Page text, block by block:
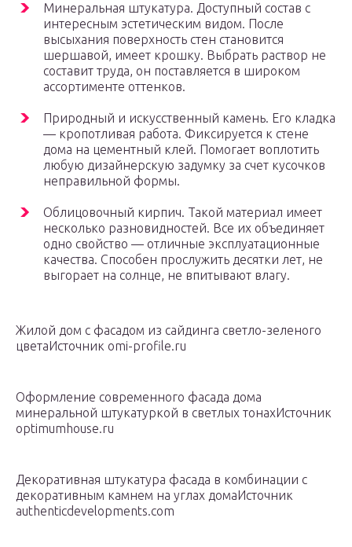
Минеральная штукатура. Доступный состав с
интересным эстетическим видом. После
высыхания поверхность стен становится
шершавой, имеет крошку. Выбрать раствор не
составит труда, он поставляется в широком
ассортименте оттенков.
Природный и искусственный камень. Его кладка
— кропотливая работа. Фиксируется к стене
дома на цементный клей. Помогает воплотить
любую дизайнерскую задумку за счет кусочков
неправильной формы.
Облицовочный кирпич. Такой материал имеет
несколько разновидностей. Все их объединяет
одно свойство — отличные эксплуатационные
качества. Способен прослужить десятки лет, не
выгорает на солнце, не впитывают влагу.
Жилой дом с фасадом из сайдинга светло-зеленого
цветаИсточник omi-profile.ru
Оформление современного фасада дома
минеральной штукатуркой в светлых тонахИсточник
optimumhouse.ru
Декоративная штукатура фасада в комбинации с
декоративным камнем на углах домаИсточник
authenticdevelopments.com